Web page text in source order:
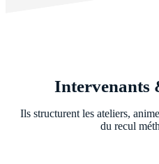
Intervenants
Ils structurent les ateliers,
du recul